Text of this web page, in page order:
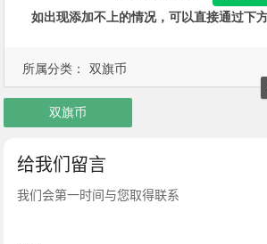
所属分类： 双旗币
如出现添加不上的情况，可以直接通过下
双旗币